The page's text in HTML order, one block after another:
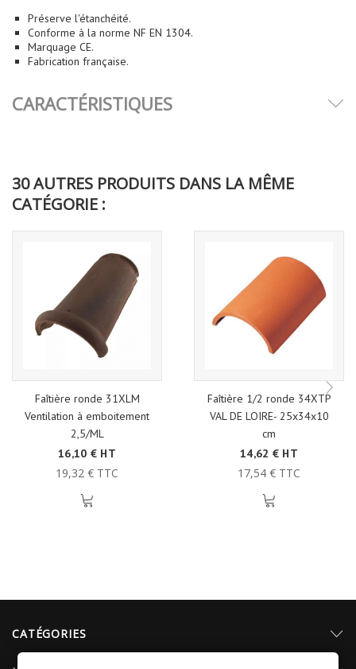
Préserve l'étanchéité.
Conforme à la norme NF EN 1304.
Marquage CE.
Fabrication française.
CARACTÉRISTIQUES
30 AUTRES PRODUITS DANS LA MÊME
CATÉGORIE :
Faîtière ronde 31XLM
Ventilation à emboitement
2,5/ML
16,10 € HT
19,32 € TTC
Faîtière 1/2 ronde 34XTP
VAL DE LOIRE- 25x34x10
cm
14,62 € HT
17,54 € TTC
CATÉGORIES